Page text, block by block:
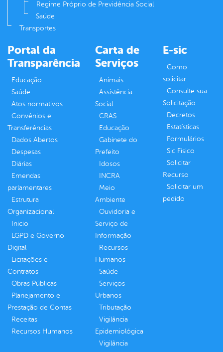
Regime Próprio de Previdência Social
Saúde
Transportes
Portal da
Transparência
Educação
Saúde
Atos normativos
Convênios e
Transferências
Dados Abertos
Despesas
Diárias
Emendas
parlamentares
Estrutura
Organizacional
Inicio
LGPD e Governo
Digital
Licitações e
Contratos
Obras Públicas
Planejamento e
Prestação de Contas
Receitas
Recursos Humanos
Carta de
Serviços
Animais
Assistência
Social
CRAS
Educação
Gabinete do
Prefeito
Idosos
INCRA
Meio
Ambiente
Ouvidoria e
Serviço de
Informação
Recursos
Humanos
Saúde
Serviços
Urbanos
Tributação
Vigilância
Epidemiológica
Vigilância
E-sic
Como
solicitar
Consulte sua
Solicitação
Decretos
Estatísticas
Formulários
Sic Físico
Solicitar
Recurso
Solicitar um
pedido